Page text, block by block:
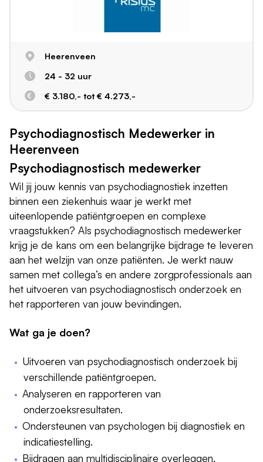
Heerenveen
24 - 32 uur
€ 3.180,- tot € 4.273,-
Psychodiagnostisch Medewerker in
Heerenveen
Psychodiagnostisch medewerker
Wil jij jouw kennis van psychodiagnostiek inzetten
binnen een ziekenhuis waar je werkt met
uiteenlopende patiëntgroepen en complexe
vraagstukken? Als psychodiagnostisch medewerker
krijg je de kans om een belangrijke bijdrage te leveren
aan het welzijn van onze patiënten. Je werkt nauw
samen met collega’s en andere zorgprofessionals aan
het uitvoeren van psychodiagnostisch onderzoek en
het rapporteren van jouw bevindingen.
Wat ga je doen?
Uitvoeren van psychodiagnostisch onderzoek bij
verschillende patiëntgroepen.
Analyseren en rapporteren van
onderzoeksresultaten.
Ondersteunen van psychologen bij diagnostiek en
indicatiestelling.
Bijdragen aan multidisciplinaire overleggen.